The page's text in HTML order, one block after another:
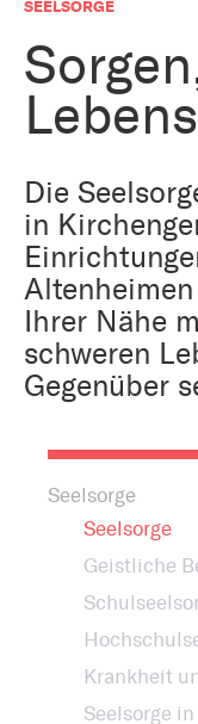
SEELSORGE
Die
in
Ihrer Nähe
schweren
Gegenüber
Seelsorge
Seelsorge
Geistliche
Krankheit
Seelsorge
Kirche und
Arbeiten
Kirchenjahr
Ökumene
Religion in
Kunst
Aktiv
Bildung
Tourismus
Gegen